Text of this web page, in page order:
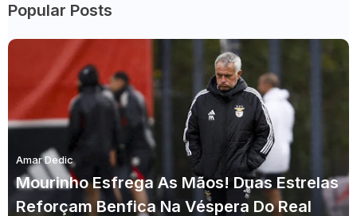
Popular Posts
Amar Dedic
Mourinho Esfrega As Mãos! Duas Estrelas
Reforçam Benfica Na Véspera Do Real